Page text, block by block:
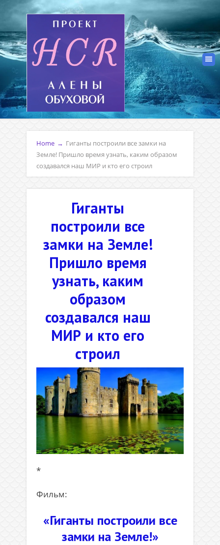
Home → Гиганты построили все замки на
Земле! Пришло время узнать, каким образом
создавался наш МИР и кто его строил
Гиганты
построили все
замки на Земле!
Пришло время
узнать, каким
образом
создавался наш
МИР и кто его
строил
*
Фильм:
«Гиганты построили все
замки на Земле!»